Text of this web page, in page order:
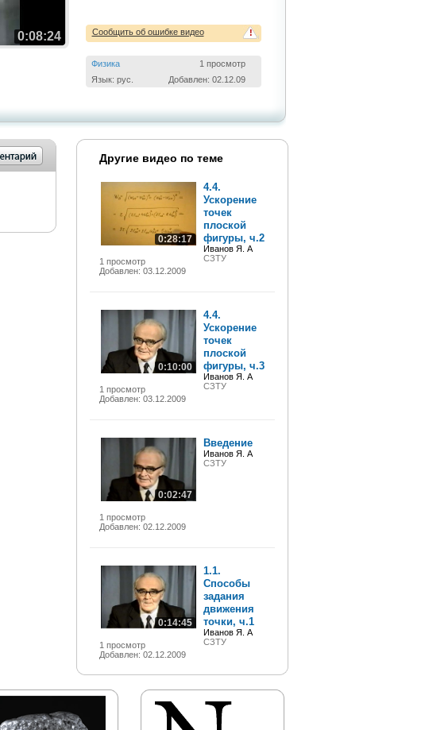
0:08:24 !
Сообщить об ошибке видео
Физика
1 просмотр
Язык: рус.
Добавлен: 02.12.09
Другие видео по теме
0:28:17
1 просмотр
Добавлен: 03.12.2009
4.4.
Ускорение
точек
плоской
фигуры, ч.2
Иванов Я. А
СЗТУ
0:10:00
1 просмотр
Добавлен: 03.12.2009
4.4.
Ускорение
точек
плоской
фигуры, ч.3
Иванов Я. А
СЗТУ
0:02:47
1 просмотр
Добавлен: 02.12.2009
Введение
Иванов Я. А
СЗТУ
0:14:45
1 просмотр
Добавлен: 02.12.2009
1.1.
Способы
задания
движения
точки, ч.1
Иванов Я. А
СЗТУ